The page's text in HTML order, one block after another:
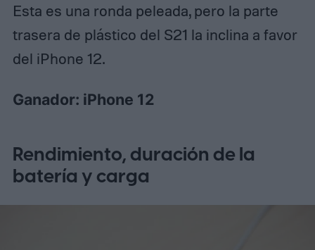
Esta es una ronda peleada, pero la parte
trasera de plástico del S21 la inclina a favor
del iPhone 12.
Ganador: iPhone 12
Rendimiento, duración de la
batería y carga